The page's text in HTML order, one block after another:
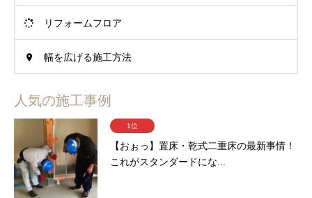
リフォームフロア
幅を広げる施工方法
人気の施工事例
1位
【おぉっ】置床・乾式二重床の最新事情！
これがスタンダードにな...